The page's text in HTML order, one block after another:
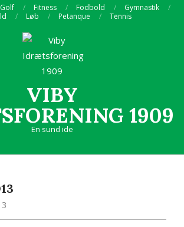
Fitness Fodbold
Gymnastik
Løb Petanque Tennis
VIBY
1909
En sund ide